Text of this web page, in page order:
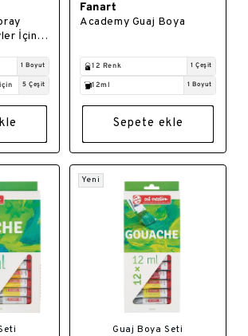
İçin
1 Boyut
5 Çeşit
Satıcı:
Fanart
Academy Guaj Boya
12 Renk 1 Çeşit
12ml 1 Boyut
Sepete ekle
Yeni
Guaj Boya Seti